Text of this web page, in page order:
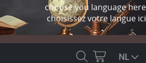
choose you language here
choisissez votre langue ici
NL